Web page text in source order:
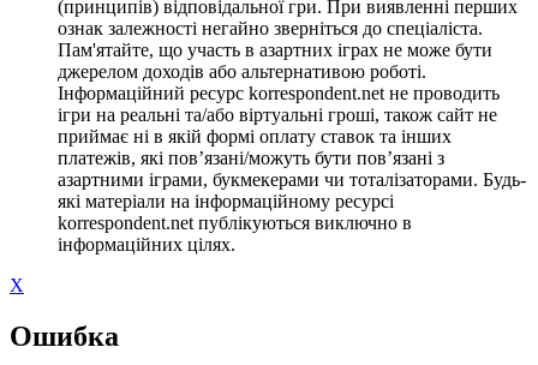
(принципів) відповідальної гри. При виявленні перших
ознак залежності негайно зверніться до спеціаліста.
Пам'ятайте, що участь в азартних іграх не може бути
джерелом доходів або альтернативою роботі.
Інформаційний ресурс korrespondent.net не проводить
ігри на реальні та/або віртуальні гроші, також сайт не
приймає ні в якій формі оплату ставок та інших
платежів, які пов’язані/можуть бути пов’язані з
азартними іграми, букмекерами чи тоталізаторами. Будь-
які матеріали на інформаційному ресурсі
korrespondent.net публікуються виключно в
інформаційних цілях.
X
Ошибка